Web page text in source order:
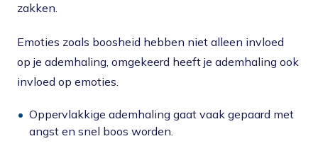
zakken.
Emoties zoals boosheid hebben niet alleen invloed
op je ademhaling, omgekeerd heeft je ademhaling ook
invloed op emoties.
Oppervlakkige ademhaling gaat vaak gepaard met
angst en snel boos worden.